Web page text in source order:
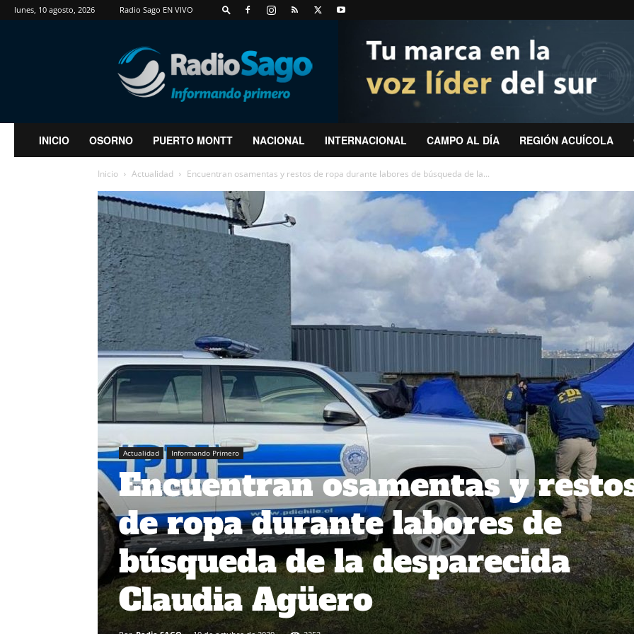
lunes, 10 agosto, 2026 Radio Sago EN VIVO
RadioSago
INICIO OSORNO PUERTO MONTT NACIONAL INTERNACIONAL CAMPO AL DÍA REGIÓN ACUÍCOLA
Inicio Actualidad Encuentran osamentas y restos de ropa durante labores de búsqueda de la...
Actualidad Informando Primero
Encuentran osamentas y
de ropa durante labores de
búsqueda de la desparecida
Claudia Agüero